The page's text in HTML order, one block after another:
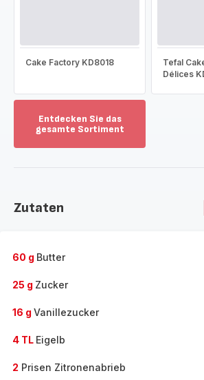
Cake Factory KD8018
Tefal
Délices
Entdecken Sie das
gesamte Sortiment
das
Zutaten
60 g Butter
25 g Zucker
16 g Vanillezucker
4 TL Eigelb
2 Prisen Zitronenabrieb